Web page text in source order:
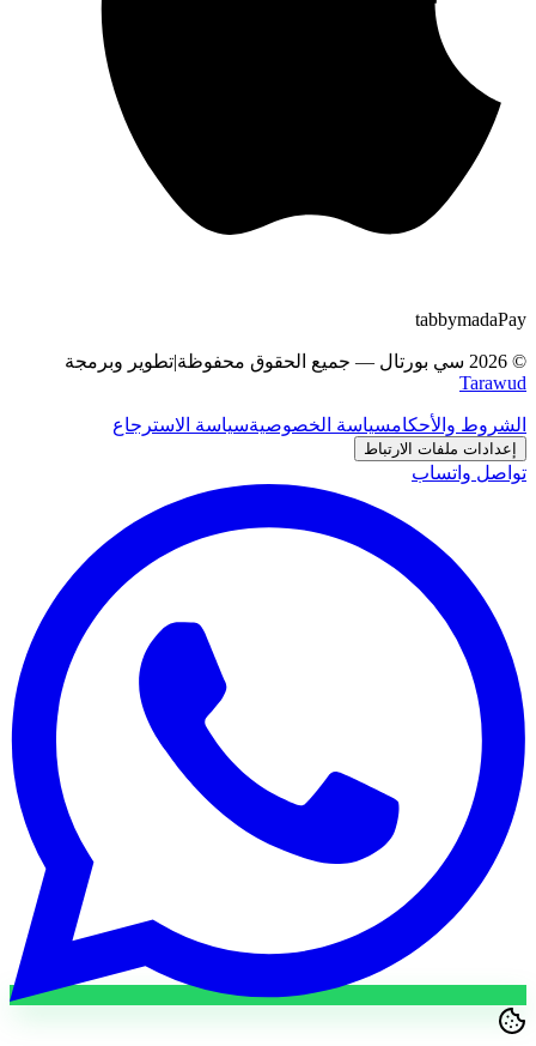
Pay
mada
tabby
©
2026 سي بورتال — جميع الحقوق محفوظة|تطوير وبرمجة
Tarawud
الشروط والأحكامسياسة الخصوصيةسياسة الاسترجاع
إعدادات ملفات الارتباط
تواصل واتساب